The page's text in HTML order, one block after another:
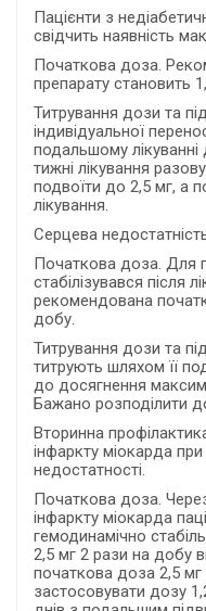
Пацієнти з
свідчить наявність
Початкова доза.
препарату становить
Титрування дози та
індивідуальної
подальшому
тижні лікування
подвоїти до 2,5 мг, а
лікування.
Серцева
Початкова доза. Для
стабілізувався після
рекомендована
добу.
Титрування дози та
титрують шляхом її
до досягнення
Бажано розподілити
Вторинна
інфаркту міокарда
недостатності.
Початкова доза.
інфаркту міокарда
гемодинамічно
2,5 мг 2 рази на добу
початкова доза 2,5 мг
застосовувати дозу